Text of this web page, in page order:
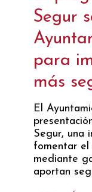
Segur
para
más
El
Segur, una
fomentar el
mediante
aportan